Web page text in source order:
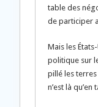
table des
de participer
Mais les
politique sur
pillé les terres
n’est là